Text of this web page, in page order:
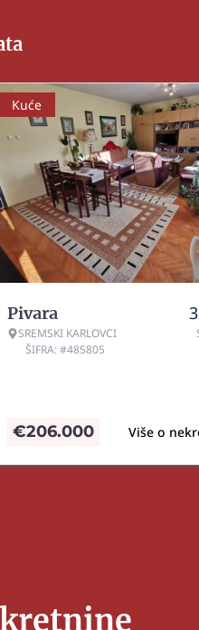
Kuće
Pivara
SREMSKI KARLOVCI
ŠIFRA: #485805
Više o
€206.000